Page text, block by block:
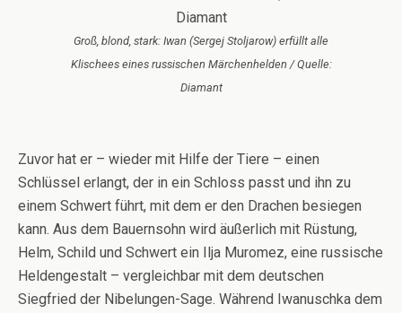
Groß, blond, stark: Iwan (Sergej Stoljarow) erfüllt alle
Klischees eines russischen Märchenhelden / Quelle:
Diamant
Zuvor hat er – wieder mit Hilfe der Tiere – einen
Schlüssel erlangt, der in ein Schloss passt und ihn zu
einem Schwert führt, mit dem er den Drachen besiegen
kann. Aus dem Bauernsohn wird äußerlich mit Rüstung,
Helm, Schild und Schwert ein Ilja Muromez, eine russische
Heldengestalt – vergleichbar mit dem deutschen
Siegfried der Nibelungen-Sage. Während Iwanuschka dem